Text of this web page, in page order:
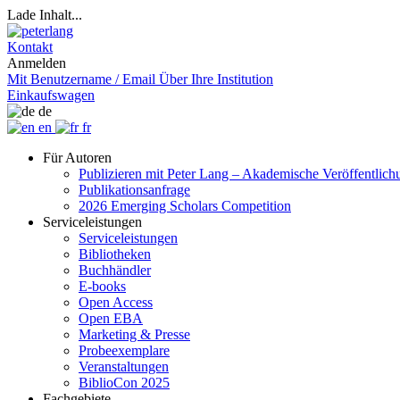
Lade Inhalt...
Kontakt
Anmelden
Mit Benutzername / Email Über Ihre Institution
Einkaufswagen
de
en
fr
Für Autoren
Publizieren mit Peter Lang – Akademische
Publikationsanfrage
2026 Emerging Scholars Competition
Serviceleistungen
Serviceleistungen
Bibliotheken
Buchhändler
E-books
Open Access
Open EBA
Marketing & Presse
Probeexemplare
Veranstaltungen
BiblioCon 2025